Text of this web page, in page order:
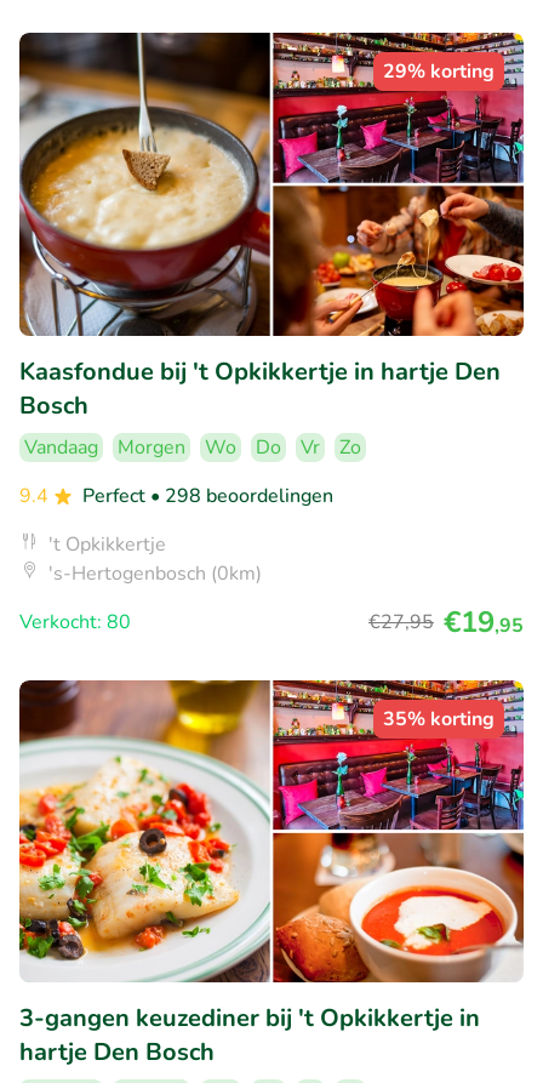
29% korting
Kaasfondue bij 't Opkikkertje in hartje Den
Bosch
Vandaag Morgen Wo Do Vr
Zo
9.4
Perfect • 298 beoordelingen
't Opkikkertje
's-Hertogenbosch (0km)
Verkocht: 80
€27,95 €19,95
35% korting
3-gangen keuzediner bij 't Opkikkertje in
hartje Den Bosch